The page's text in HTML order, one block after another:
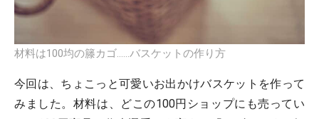
材料は100均の籐カゴ……バスケットの作り方
今回は、ちょこっと可愛いお出かけバスケットを作って
みました。材料は、どこの100円ショップにも売ってい